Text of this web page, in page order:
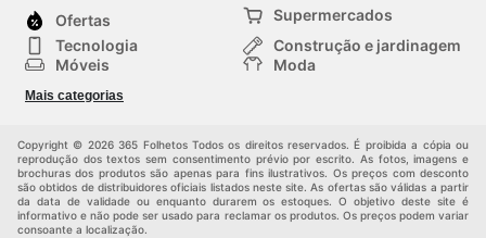
Ofertas
Supermercados
Tecnologia
Construção e jardinagem
Móveis
Moda
Crianças
Mais categorias
Copyright © 2026 365 Folhetos Todos os direitos reservados. É proibida a cópia ou
reprodução dos textos sem consentimento prévio por escrito. As fotos, imagens e
brochuras dos produtos são apenas para fins ilustrativos. Os preços com desconto
são obtidos de distribuidores oficiais listados neste site. As ofertas são válidas a partir
da data de validade ou enquanto durarem os estoques. O objetivo deste site é
informativo e não pode ser usado para reclamar os produtos. Os preços podem variar
consoante a localização.